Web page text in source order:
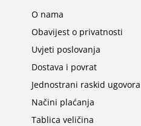
O nama
Obavijest o privatnosti
Uvjeti poslovanja
Dostava i povrat
Jednostrani raskid ugovora
Načini plaćanja
Tablica veličina